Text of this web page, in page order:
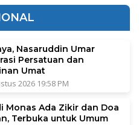
Nasaruddin Umar
Persatuan dan
Umat
2026 19:58 PM
Monas Ada Zikir dan Doa
Terbuka untuk Umum